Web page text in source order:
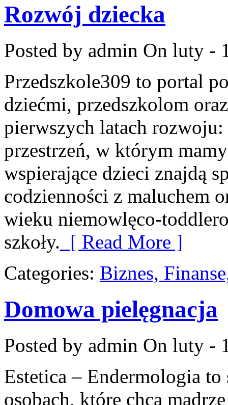
Rozwój dziecka
Posted by admin On luty -
Przedszkole309 to portal
dziećmi, przedszkolom
pierwszych latach
przestrzeń, w którym
wspierające dzieci znajdą
codzienności z maluchem
wieku niemowlęco-
szkoły. [ Read More ]
Categories: Biznes,
Domowa pielęgnacja
Posted by admin On luty -
Estetica – Endermologia
osobach, które chcą